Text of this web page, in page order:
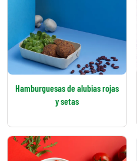
Hamburguesas de alubias rojas
y setas